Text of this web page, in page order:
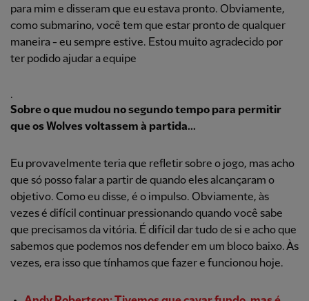
para mim e disseram que eu estava pronto. Obviamente,
como submarino, você tem que estar pronto de qualquer
maneira - eu sempre estive. Estou muito agradecido por
ter podido ajudar a equipe
.
Sobre o que mudou no segundo tempo para permitir
que os Wolves voltassem à partida...
Eu provavelmente teria que refletir sobre o jogo, mas acho
que só posso falar a partir de quando eles alcançaram o
objetivo. Como eu disse, é o impulso. Obviamente, às
vezes é difícil continuar pressionando quando você sabe
que precisamos da vitória. É difícil dar tudo de si e acho que
sabemos que podemos nos defender em um bloco baixo. Às
vezes, era isso que tínhamos que fazer e funcionou hoje.